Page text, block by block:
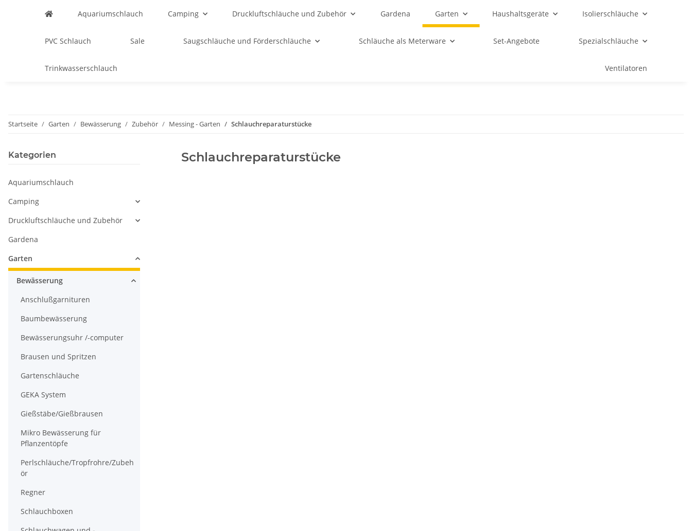
Aquariumschlauch Camping Druckluftschläuche und Zubehör Gardena Garten Haushaltsgeräte Isolierschläuche
PVC Schlauch Sale Saugschläuche und Förderschläuche Schläuche als Meterware Set-Angebote Spezialschläuche
Trinkwasserschlauch Ventilatoren
Startseite Garten Bewässerung Zubehör Messing - Garten Schlauchreparaturstücke
Schlauchreparaturstücke
Kategorien
Aquariumschlauch
Camping
Druckluftschläuche und Zubehör
Gardena
Garten
Bewässerung
Anschlußgarnituren
Baumbewässerung
Bewässerungsuhr /-computer
Brausen und Spritzen
Gartenschläuche
GEKA System
Gießstäbe/Gießbrausen
Mikro Bewässerung für
Pflanzentöpfe
Perlschläuche/Tropfrohre/Zubeh
ör
Regner
Schlauchboxen